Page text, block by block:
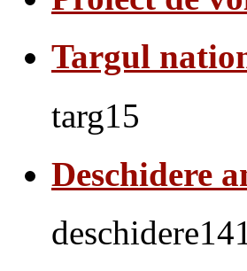
Targul
targ15
Deschidere